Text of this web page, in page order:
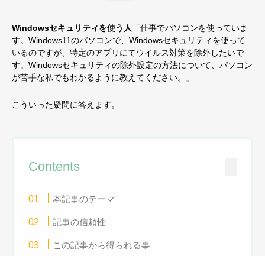
Windowsセキュリティを使う人 「仕事でパソコンを使っていま
す。Windows11のパソコンで、Windowsセキュリティを使って
いるのですが、特定のアプリにてウイルス対策を除外したいで
す。Windowsセキュリティの除外設定の方法について、パソコン
が苦手な私でもわかるように教えてください。」
こういった疑問に答えます。
Contents
本記事のテーマ
記事の信頼性
この記事から得られる事